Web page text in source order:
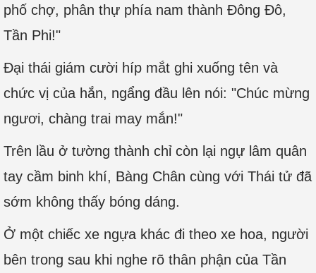
phố chợ, phân thự phía nam thành Đông Đô,
Tần Phi!"
Đại thái giám cười híp mắt ghi xuống tên và
chức vị của hắn, ngẩng đầu lên nói: "Chúc mừng
ngươi, chàng trai may mắn!"
Trên lầu ở tường thành chỉ còn lại ngự lâm quân
tay cầm binh khí, Bàng Chân cùng với Thái tử đã
sớm không thấy bóng dáng.
Ở một chiếc xe ngựa khác đi theo xe hoa, người
bên trong sau khi nghe rõ thân phận của Tần